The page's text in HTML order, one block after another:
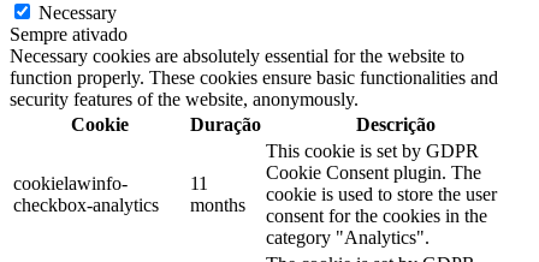
Necessary
Sempre ativado
Necessary cookies are absolutely essential for the website to
function properly. These cookies ensure basic functionalities and
security features of the website, anonymously.
Cookie
Duração Descrição
cookielawinfo-
checkbox-analytics
11
months
This cookie is set by GDPR
Cookie Consent plugin. The
cookie is used to store the user
consent for the cookies in the
category "Analytics".